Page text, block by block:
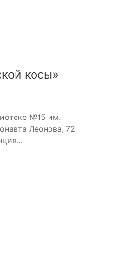
косы»
№15 им.
Леонова, 72